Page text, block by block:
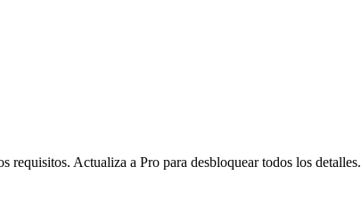
requisitos. Actualiza a Pro para desbloquear todos los detalles.